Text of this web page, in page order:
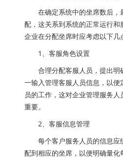
在确定系统中的坐席数后，
配，这关系到系统的正常运行
企业在分配坐席时应考虑以下几
1、客服角色设置
合理分配客服人员，提出明
一输入管理客服人员信息，以便
员的工作，这对企业管理服务人
重要。
2、客服信息管理
每个客户服务人员的信息应
配到相应的坐席，以便明确量